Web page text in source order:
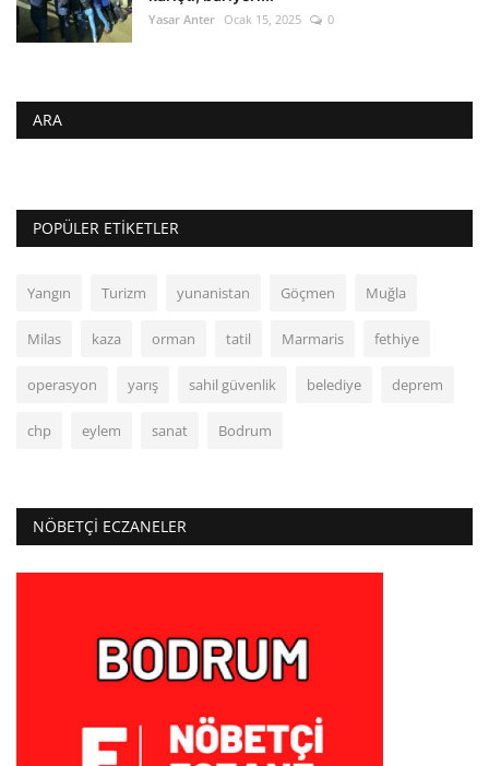
Yasar Anter Ocak 15, 2025 0
ARA
POPÜLER ETIKETLER
Yangın Turizm yunanistan Göçmen Muğla
Milas kaza orman tatil Marmaris fethiye
operasyon yarış sahil güvenlik belediye deprem
chp eylem sanat Bodrum
NÖBETÇI ECZANELER